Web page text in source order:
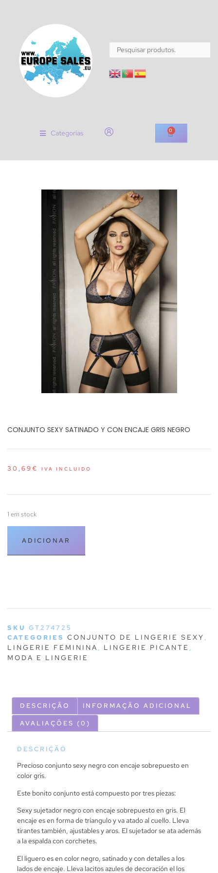
Categorias 0
CONJUNTO SEXY SATINADO Y CON ENCAJE GRIS NEGRO
30,69€ IVA INCLUIDO
1 em stock
ADICIONAR
SKU GT274725
CATEGORIES CONJUNTO DE LINGERIE SEXY ,
LINGERIE FEMININA , LINGERIE PICANTE ,
MODA E LINGERIE
DESCRIÇÃO INFORMAÇÃO ADICIONAL
AVALIAÇÕES (0)
DESCRIÇÃO
Precioso conjunto sexy negro con encaje sobrepuesto en
color gris.
Este bonito conjunto está compuesto por tres piezas:
Sexy sujetador negro con encaje sobrepuesto en gris. El
encaje es en forma de triangulo y va atado al cuello. Lleva
tirantes también, ajustables y aros. El sujetador se ata además
a la espalda con corchetes.
El liguero es en color negro, satinado y con detalles a los
lados de encaje. Lleva lacitos azules de decoración el los